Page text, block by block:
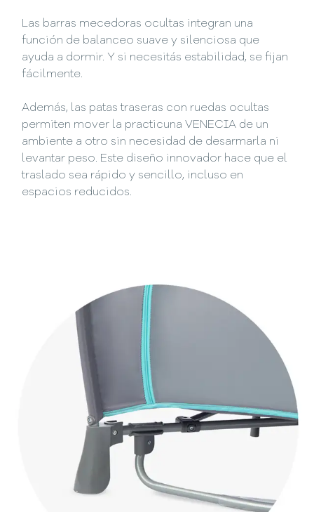
Las barras mecedoras ocultas integran una
función de balanceo suave y silenciosa que
ayuda a dormir. Y si necesitás estabilidad, se fijan
fácilmente.
Además, las patas traseras con ruedas ocultas
permiten mover la practicuna VENECIA de un
ambiente a otro sin necesidad de desarmarla ni
levantar peso. Este diseño innovador hace que el
traslado sea rápido y sencillo, incluso en
espacios reducidos.